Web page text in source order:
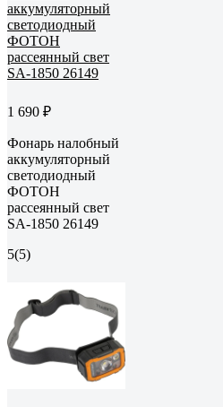
1 690 ₽
Фонарь налобный
аккумуляторный
светодиодный
ФОТОН
рассеянный свет
SA-1850 26149
5(5)